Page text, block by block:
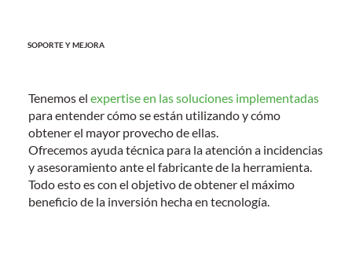
SOPORTE Y MEJORA
Tenemos el expertise en las soluciones implementadas
para entender cómo se están utilizando y cómo
obtener el mayor provecho de ellas.
Ofrecemos ayuda técnica para la atención a incidencias
y asesoramiento ante el fabricante de la herramienta.
Todo esto es con el objetivo de obtener el máximo
beneficio de la inversión hecha en tecnología.